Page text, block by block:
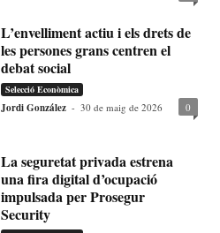
L’envelliment actiu i els drets de
les persones grans centren el
debat social
Selecció Econòmica
Jordi González - 30 de maig de 2026 0
La seguretat privada estrena
una fira digital d’ocupació
impulsada per Prosegur
Security